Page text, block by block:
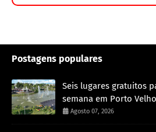
Postagens populares
Seis lugares gratuitos
semana em Porto Velho
Agosto 07, 2026